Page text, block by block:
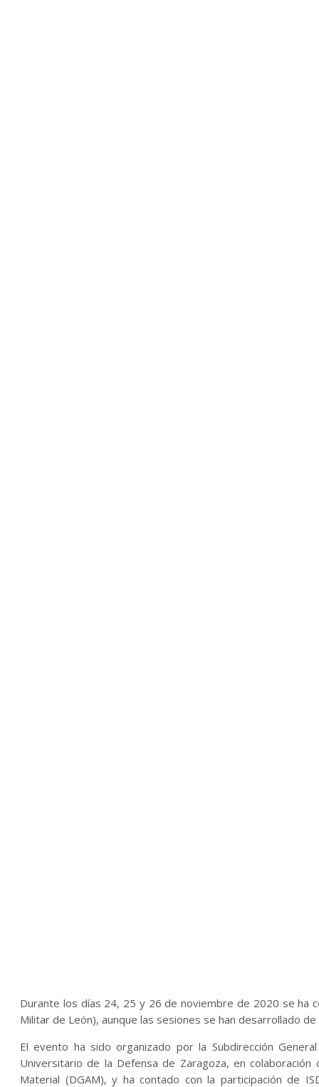
Durante los días 24, 25 y 26 de noviembre de 2020 se ha
Militar de León), aunque las sesiones se han desarrollado
El evento ha sido organizado por la Subdirección
Universitario de la Defensa de Zaragoza, en colaboración
Material (DGAM), y ha contado con la participación de